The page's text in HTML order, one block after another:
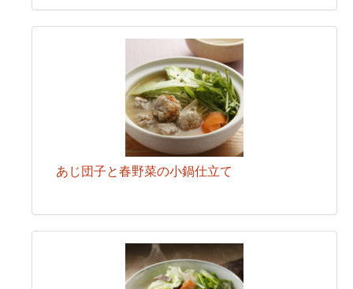
あじ団子と春野菜の小鍋仕立て